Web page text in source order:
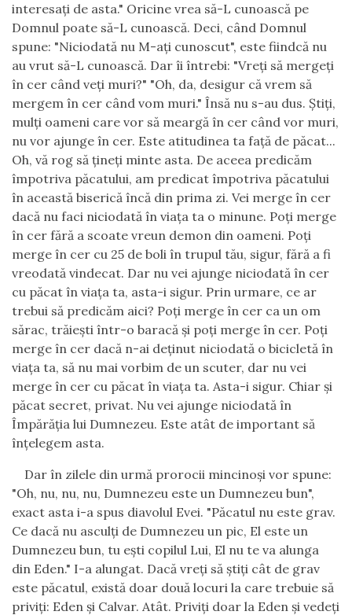
interesaţi de asta." Oricine vrea să-L cunoască pe
Domnul poate să-L cunoască. Deci, când Domnul
spune: "Niciodată nu M-aţi cunoscut", este fiindcă nu
au vrut să-L cunoască. Dar îi întrebi: "Vreţi să mergeţi
în cer când veţi muri?" "Oh, da, desigur că vrem să
mergem în cer când vom muri." Însă nu s-au dus. Ştiţi,
mulţi oameni care vor să meargă în cer când vor muri,
nu vor ajunge în cer. Este atitudinea ta faţă de păcat...
Oh, vă rog să ţineţi minte asta. De aceea predicăm
împotriva păcatului, am predicat împotriva păcatului
în această biserică încă din prima zi. Vei merge în cer
dacă nu faci niciodată în viaţa ta o minune. Poţi merge
în cer fără a scoate vreun demon din oameni. Poţi
merge în cer cu 25 de boli în trupul tău, sigur, fără a fi
vreodată vindecat. Dar nu vei ajunge niciodată în cer
cu păcat în viaţa ta, asta-i sigur. Prin urmare, ce ar
trebui să predicăm aici? Poţi merge în cer ca un om
sărac, trăieşti într-o baracă şi poţi merge în cer. Poţi
merge în cer dacă n-ai deţinut niciodată o bicicletă în
viaţa ta, să nu mai vorbim de un scuter, dar nu vei
merge în cer cu păcat în viaţa ta. Asta-i sigur. Chiar şi
păcat secret, privat. Nu vei ajunge niciodată în
Împărăţia lui Dumnezeu. Este atât de important să
înţelegem asta.
Dar în zilele din urmă prorocii mincinoşi vor spune:
"Oh, nu, nu, nu, Dumnezeu este un Dumnezeu bun",
exact asta i-a spus diavolul Evei. "Păcatul nu este grav.
Ce dacă nu asculţi de Dumnezeu un pic, El este un
Dumnezeu bun, tu eşti copilul Lui, El nu te va alunga
din Eden." I-a alungat. Dacă vreţi să ştiţi cât de grav
este păcatul, există doar două locuri la care trebuie să
priviţi: Eden şi Calvar. Atât. Priviţi doar la Eden şi vedeţi